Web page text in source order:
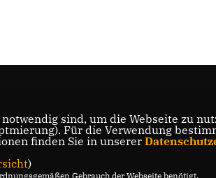
sind, um die Webseite zu
Für die Verwendung
finden Sie in unserer
)
Gebrauch der Webseite benötigt.